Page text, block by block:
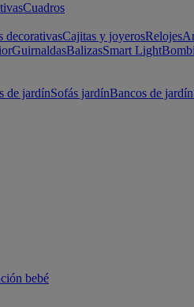
Cuadros
decorativasCajitas y joyerosRelojes
GuirnaldasBalizasSmart Light
de jardínSofás jardínBancos de jardín
bebé